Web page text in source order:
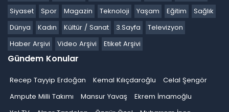
Siyaset
Spor Magazin Teknoloji Yaşam Eğitim
Sağlık
Dünya
Kadın Kültür / Sanat 3.Sayfa
Televizyon
Haber Arşivi
Video Arşivi Etiket Arşivi
Gündem Konular
Recep Tayyip Erdoğan Kemal Kılıçdaroğlu
Celal Şengör
Ampute Milli Takımı
Mansur Yavaş
Ekrem İmamoğlu